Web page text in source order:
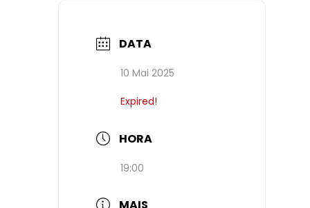
DATA
10 Mai 2025
Expired!
HORA
19:00
MAIS